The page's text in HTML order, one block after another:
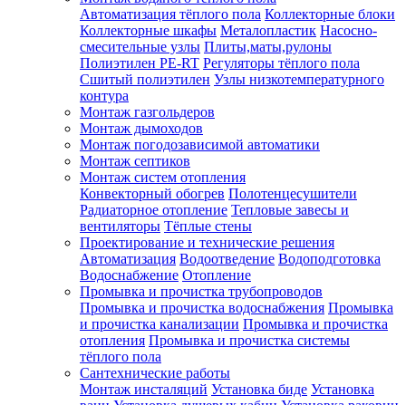
Автоматизация тёплого пола Коллекторные блоки
Коллекторные шкафы Металопластик Насосно-
смесительные узлы Плиты,маты,рулоны
Полиэтилен PE-RT Регуляторы тёплого пола
Сшитый полиэтилен Узлы низкотемпературного
контура
Монтаж газгольдеров
Монтаж дымоходов
Монтаж погодозависимой автоматики
Монтаж септиков
Монтаж систем отопления
Конвекторный обогрев Полотенцесушители
Радиаторное отопление Тепловые завесы и
вентиляторы Тёплые стены
Проектирование и технические решения
Автоматизация Водоотведение Водоподготовка
Водоснабжение Отопление
Промывка и прочистка трубопроводов
Промывка и прочистка водоснабжения Промывка
и прочистка канализации Промывка и прочистка
отопления Промывка и прочистка системы
тёплого пола
Сантехнические работы
Монтаж инсталяций Установка биде Установка